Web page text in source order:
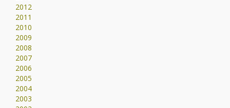
2012
2011
2010
2009
2008
2007
2006
2005
2004
2003